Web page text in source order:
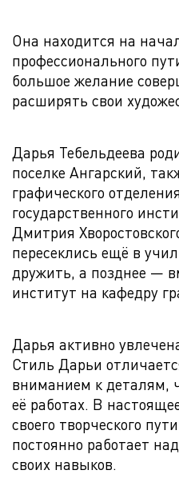
Она находится на
профессионального
большое желание
расширять свои
Дарья Тебельдеева
поселке Ангарский,
графического
государственного
Дмитрия
пересеклись ещё в
дружить, а позднее —
институт на кафедру
Дарья активно
Стиль Дарьи
вниманием к деталям,
её работах. В
своего творческого
постоянно работает
своих навыков.